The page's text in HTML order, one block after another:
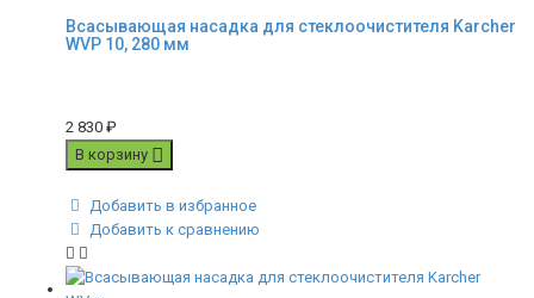
Всасывающая насадка для стеклоочистителя Karcher
WVP 10, 280 мм
2 830 ₽
В корзину
Добавить в избранное
Добавить к сравнению